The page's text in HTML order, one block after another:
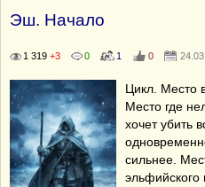
Эш. Начало
1 319 +3 0 1 0
Цикл. Место
Место где
хочет убить
сильнее.
эльфийского